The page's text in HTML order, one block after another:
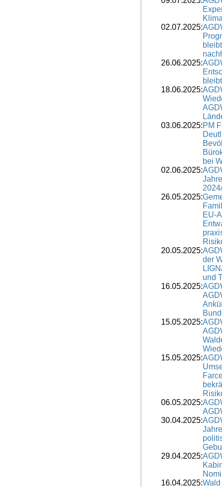
02.07.2025:
26.06.2025:
18.06.2025:
03.06.2025:PM
bei
02.06.2025:
26.05.2025:
EU-
20.05.2025:
der
und
16.05.2025:
15.05.2025:
15.05.2025:
06.05.2025:
30.04.2025:
29.04.2025:
16.04.2025: